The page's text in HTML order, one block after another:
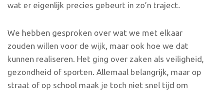
wat er eigenlijk precies gebeurt in zo’n traject.
We hebben gesproken over wat we met elkaar
zouden willen voor de wijk, maar ook hoe we dat
kunnen realiseren. Het ging over zaken als veiligheid,
gezondheid of sporten. Allemaal belangrijk, maar op
straat of op school maak je toch niet snel tijd om